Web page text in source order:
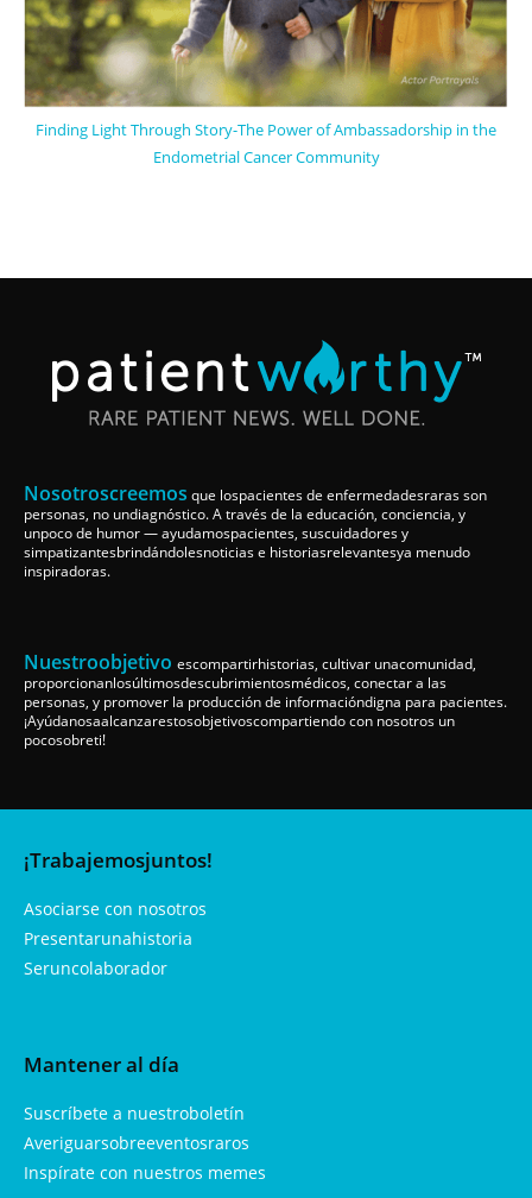
Finding Light Through Story-The Power of Ambassadorship in the
Endometrial Cancer Community
Nosotroscreemos que lospacientes de enfermedadesraras son
personas, no undiagnóstico. A través de la educación, conciencia, y
unpoco de humor — ayudamospacientes, suscuidadores y
simpatizantesbrindándolesnoticias e historiasrelevantesya menudo
inspiradoras.
Nuestroobjetivo escompartirhistorias, cultivar unacomunidad,
proporcionanlosúltimosdescubrimientosmédicos, conectar a las
personas, y promover la producción de informacióndigna para pacientes.
¡Ayúdanosaalcanzarestosobjetivoscompartiendo con nosotros un
pocosobreti!
¡Trabajemosjuntos!
Asociarse con nosotros
Presentarunahistoria
Seruncolaborador
Mantener al día
Suscríbete a nuestroboletín
Averiguarsobreeventosraros
Inspírate con nuestros memes